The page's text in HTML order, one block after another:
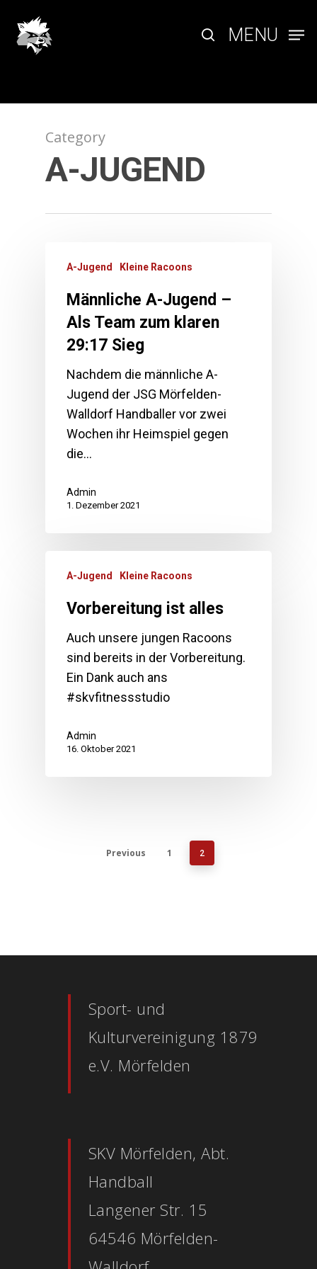
main
search
MENU
Category
A-JUGEND
A-Jugend Kleine Racoons
Männliche A-Jugend –
Als Team zum klaren
29:17 Sieg
Nachdem die männliche A-
Jugend der JSG Mörfelden-
Walldorf Handballer vor zwei
Wochen ihr Heimspiel gegen
die…
Admin
1. Dezember 2021
A-Jugend Kleine Racoons
Vorbereitung ist alles
Auch unsere jungen Racoons
sind bereits in der Vorbereitung.
Ein Dank auch ans
#skvfitnessstudio
Admin
16. Oktober 2021
Previous 1 2
Sport- und
Kulturvereinigung 1879
e.V. Mörfelden
SKV Mörfelden, Abt.
Handball
Langener Str. 15
64546 Mörfelden-